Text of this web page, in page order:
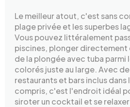
Le meilleur atout, c'est sans
plage privée et les superbes
Vous pouvez littéralement
piscines, plonger directement
de la plongée avec tuba parmi
colorés juste au large. Avec
restaurants et bars inclus
compris, c'est l'endroit idéal
siroter un cocktail et se